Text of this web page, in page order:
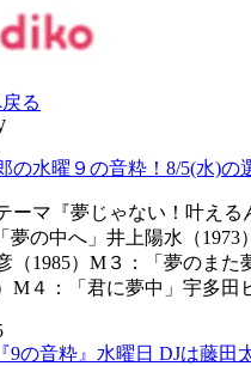
る
の水曜９の音粋！8/5(水)の
ーマ『夢じゃない！叶える
夢の中へ」井上陽水（1973
（1985）M３：「夢のまた
）M４：「君に夢中」宇多
9の音粋』水曜日 DJは藤田